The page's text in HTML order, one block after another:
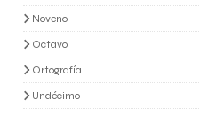
Noveno
Octavo
Ortografía
Undécimo